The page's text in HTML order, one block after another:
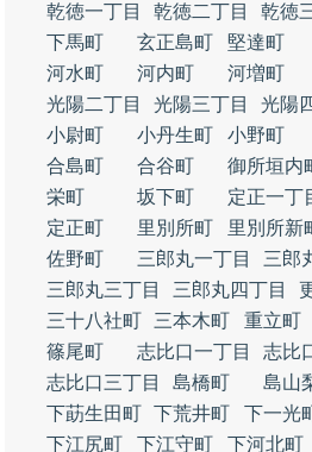
乾徳一丁目
乾徳二丁目 乾徳
下馬町
玄正島町 堅達町
河水町
河内町 河増町
光陽二丁目
光陽三丁目 光陽
小尉町
小丹生町 小野町
合島町
合谷町 御所垣内
栄町
坂下町 定正一丁
定正町
里別所町 里別所新
佐野町
三郎丸一丁目
三郎
三郎丸三丁目
三郎丸四丁目
三十八社町
三本木町 重立町
篠尾町
志比口一丁目
志比
志比口三丁目
島橋町 島山
下莇生田町 下荒井町 下一光
下江尻町
下江守町 下河北町